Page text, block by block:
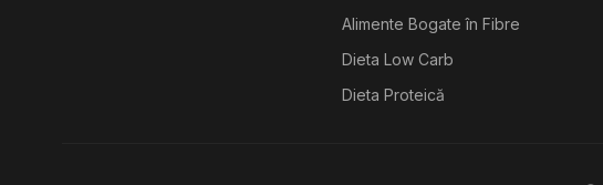
Alimente Bogate în Fibre
Dieta Low Carb
Dieta Proteică